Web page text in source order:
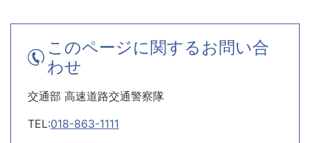
このページに関するお問い合
わせ
交通部 高速道路交通警察隊
TEL:018-863-1111